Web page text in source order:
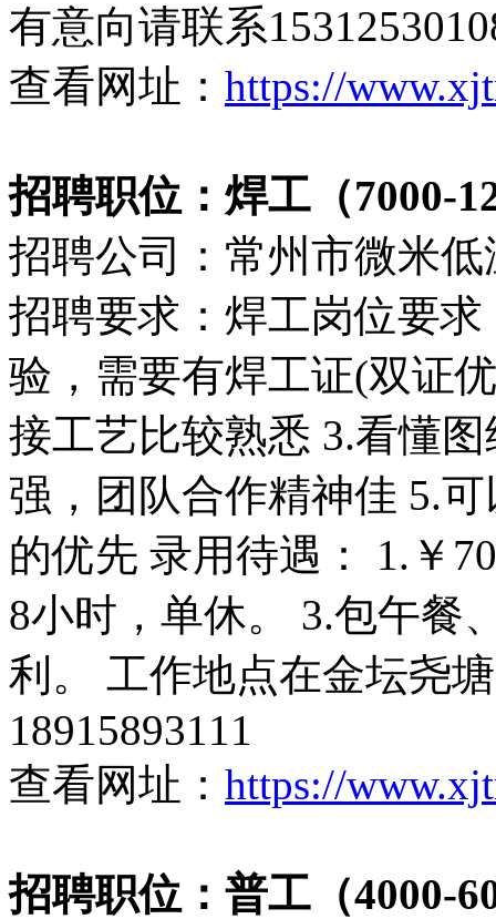
有意向请联系
查看网址： https://
招聘职位：焊工（7000-
招聘公司：常州市微米
招聘要求：焊工岗位要
验，需要有焊工证(双证
接工艺比较熟悉 3.看懂
强，团队合作精神佳 5.
的优先 录用待遇： 1.￥
8小时，单休。 3.包午餐
利。 工作地点在金坛尧
18915893111
查看网址： https://
招聘职位：普工（4000-